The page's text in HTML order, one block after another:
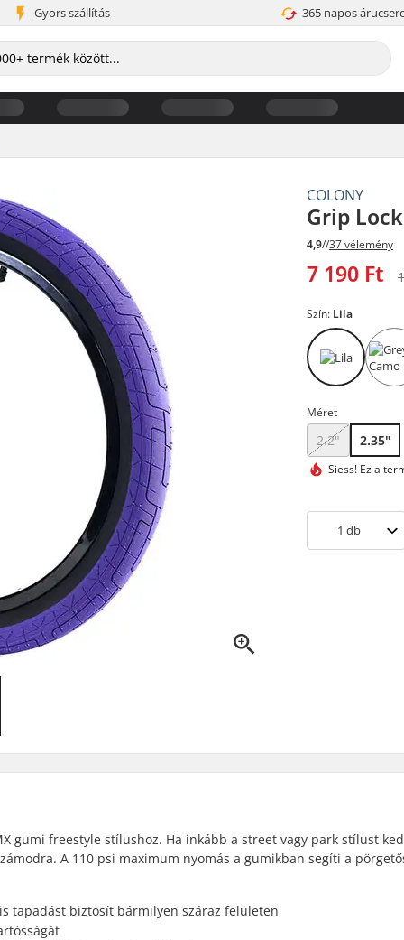
Gyors szállítás 365 napos
COLONY
Grip
4,9//37 vélemény
7 190 Ft
Szín: Lila
Méret
2.2" 2.35"
Siess! Ez a
1 db
gumi freestyle stílushoz. Ha inkább a street vagy park stílust
A 110 psi maximum nyomás a gumikban segíti a
tapadást biztosít bármilyen száraz felületen